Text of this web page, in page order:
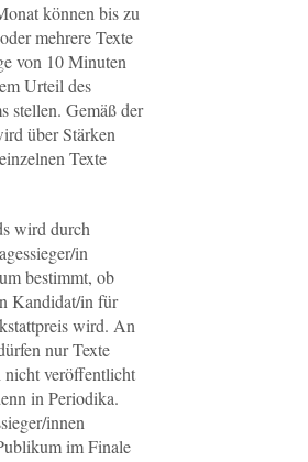
können bis zu
mehrere Texte
von 10 Minuten
Urteil des
stellen. Gemäß der
über Stärken
Texte
wird durch
in
bestimmt, ob
Kandidat/in für
wird. An
nur Texte
nicht veröffentlicht
in Periodika.
innen
im Finale